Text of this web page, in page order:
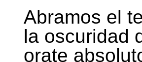
Abramos el
la oscuridad
orate